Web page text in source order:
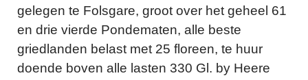
gelegen te Folsgare, groot over het geheel 61
en drie vierde Pondematen, alle beste
griedlanden belast met 25 floreen, te huur
doende boven alle lasten 330 Gl. by Heere